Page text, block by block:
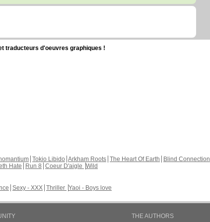
traducteurs d'oeuvres graphiques !
Tokio Libido Arkham Roots The Heart Of Earth Blind Connection
Hate Run 8 Coeur D'aigle Wild
Sexy - XXX Thriller Yaoi - Boys love
THE AUTHORS